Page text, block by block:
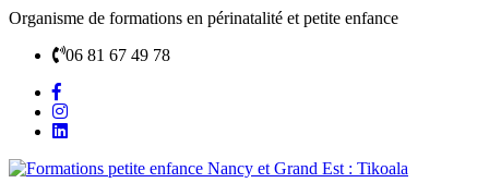
Organisme de formations en périnatalité et petite enfance
06 81 67 49 78